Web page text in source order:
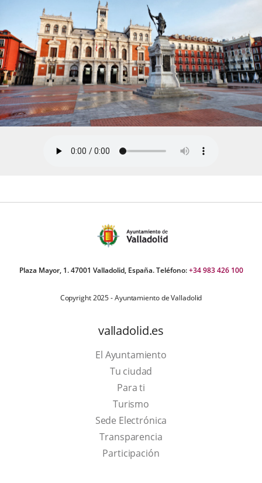
Plaza Mayor, 1. 47001 Valladolid, España. Teléfono:+34 983 426 100
Copyright 2025 - Ayuntamiento de Valladolid
valladolid.es
El Ayuntamiento
Tu ciudad
Para ti
TurismoThis
link
will
open
Sede Electrónica
Transparencia
Participación